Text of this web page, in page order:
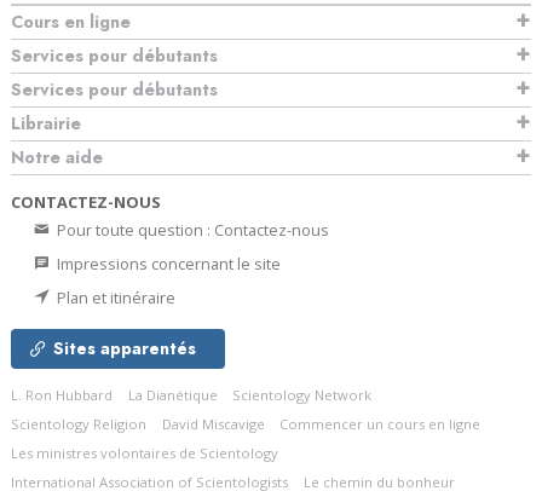
Cours en ligne
Services pour débutants
Services pour débutants
Librairie
Notre aide
CONTACTEZ-NOUS
Pour toute question : Contactez-nous
Impressions concernant le site
Plan et itinéraire
Sites apparentés
L. Ron Hubbard La Dianétique
Scientology Network
Scientology Religion
David Miscavige
Commencer un cours en ligne
Les ministres volontaires de Scientology
International Association of Scientologists
Le chemin du bonheur